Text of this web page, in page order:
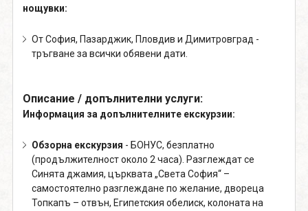
нощувки:
От София, Пазарджик, Пловдив и Димитровград -
тръгване за всички обявени дати.
Описание / допълнителни услуги:
Информация за допълнителните екскурзии:
Обзорна екскурзия - БОНУС, безплатно
(продължителност около 2 часа). Разглеждат се
Синята джамия, църквата „Света София“ –
самостоятелно разглеждане по желание, двореца
Топкапъ – отвън, Египетския обелиск, колоната на